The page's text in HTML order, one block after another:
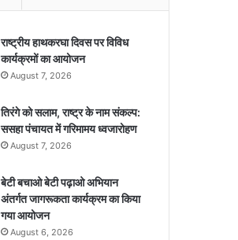
राष्ट्रीय हाथकरघा दिवस पर विविध
कार्यक्रमों का आयोजन
August 7, 2026
तिरंगे को सलाम, राष्ट्र के नाम संकल्प:
ससहा पंचायत में गरिमामय ध्वजारोहण
August 7, 2026
बेटी बचाओ बेटी पढ़ाओ अभियान
अंतर्गत जागरूकता कार्यक्रम का किया
गया आयोजन
August 6, 2026